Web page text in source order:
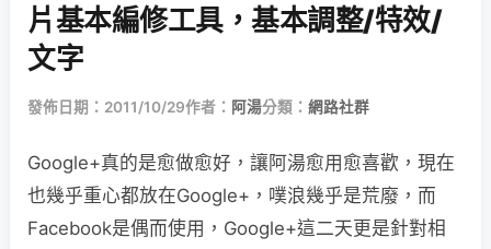
片基本編修工具，基本調整/特效/
文字
發佈日期：2011/10/29作者： 阿湯分類： 網路社群
Google+真的是愈做愈好，讓阿湯愈用愈喜歡，現在
也幾乎重心都放在Google+，噗浪幾乎是荒廢，而
Facebook是偶而使用，Google+這二天更是針對相